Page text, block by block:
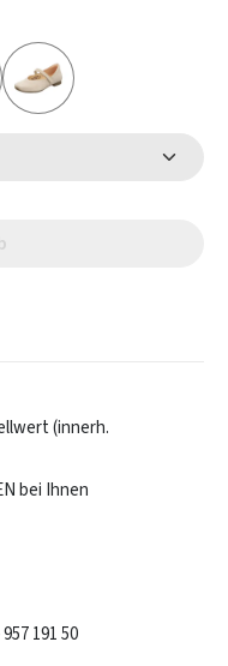
(innerh.
bei Ihnen
191 50